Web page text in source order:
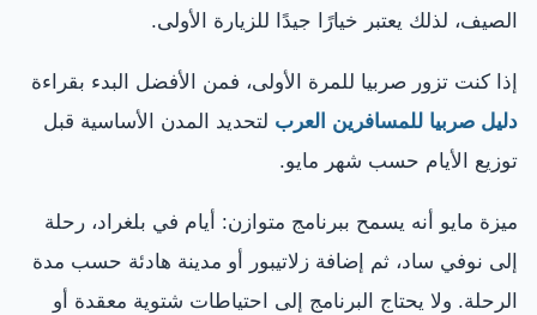
الصيف، لذلك يعتبر خيارًا جيدًا للزيارة الأولى.
إذا كنت تزور صربيا للمرة الأولى، فمن الأفضل البدء بقراءة
دليل صربيا للمسافرين العرب لتحديد المدن الأساسية قبل
توزيع الأيام حسب شهر مايو.
ميزة مايو أنه يسمح ببرنامج متوازن: أيام في بلغراد، رحلة
إلى نوفي ساد، ثم إضافة زلاتيبور أو مدينة هادئة حسب مدة
الرحلة. ولا يحتاج البرنامج إلى احتياطات شتوية معقدة أو